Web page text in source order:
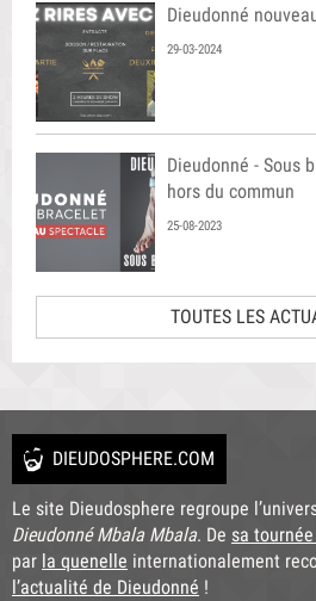
Dieudonné
29-03-2024
Dieudonné - Sous
hors du commun
25-08-2023
TOUTES LES
DIEUDOSPHERE.COM
Le site Dieudosphere regroupe
Dieudonné Mbala Mbala. De sa
par la quenelle internationalement
l’actualité de Dieudonné !